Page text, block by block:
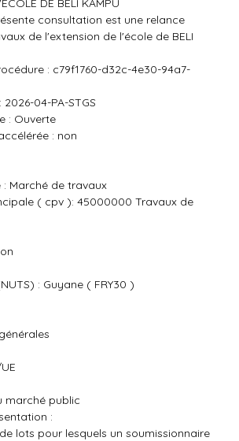
DE BELI KAMPU
consultation est une relance
de l'extension de l'école de BELI
: c79f1760-d32c-4e30-94a7-
04-PA-STGS
: Ouverte
: non
Marché de travaux
( cpv ): 45000000 Travaux de
: Guyane ( FRY30 )
marché public
:
lots pour lesquels un soumissionnaire